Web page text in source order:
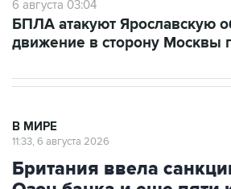
движение в сторону Москвы
Британия ввела
Озон банка и еще пяти
организаций из РФ